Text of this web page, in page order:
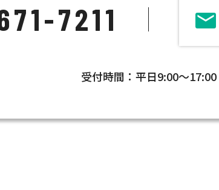
7211
受付時間：平日9:00～17:00